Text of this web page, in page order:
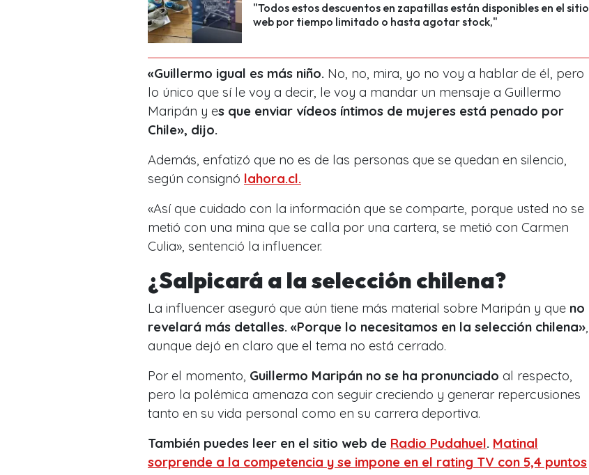
"Todos estos descuentos en zapatillas están disponibles en el sitio
web por tiempo limitado o hasta agotar stock,"
«Guillermo igual es más niño. No, no, mira, yo no voy a hablar de él, pero
lo único que sí le voy a decir, le voy a mandar un mensaje a Guillermo
Maripán y es que enviar vídeos íntimos de mujeres está penado por
Chile», dijo.
Además, enfatizó que no es de las personas que se quedan en silencio,
según consignó lahora.cl.
«Así que cuidado con la información que se comparte, porque usted no se
metió con una mina que se calla por una cartera, se metió con Carmen
Culia», sentenció la influencer.
¿Salpicará a la selección chilena?
La influencer aseguró que aún tiene más material sobre Maripán y que no
revelará más detalles. «Porque lo necesitamos en la selección chilena»
aunque dejó en claro que el tema no está cerrado.
Por el momento, Guillermo Maripán no se ha pronunciado al respecto,
pero la polémica amenaza con seguir creciendo y generar repercusiones
tanto en su vida personal como en su carrera deportiva.
También puedes leer en el sitio web de Radio Pudahuel. Matinal
sorprende a la competencia y se impone en el rating TV con 5,4 puntos